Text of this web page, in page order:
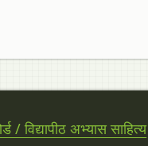
/ विद्यापीठ अभ्यास साहित्य